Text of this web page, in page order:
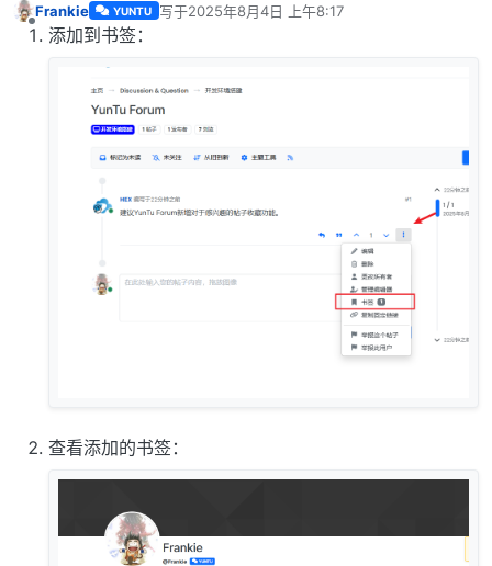
离线
Frankie YUNTU 写于2025年8月4日 上午8:17
最后由 编辑
添加到书签：
查看添加的书签：